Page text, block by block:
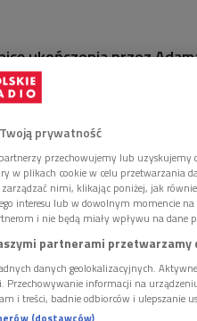
ukończenia przez
od świtu do nocy
fragmentów
prywatność
partnerzy przechowujemy lub
w plikach cookie w celu przetwarzania
nimi, klikając poniżej, jak
interesu lub w dowolnym momencie
i nie będą miały wpływu na dane
partnerami przetwarzamy
danych geolokalizacyjnych.
Przechowywanie informacji na
i treści, badnie odbiorców i ulepszanie
(dostawców)